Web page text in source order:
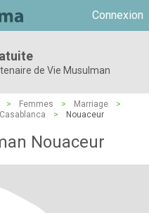
Connexion
de Vie Musulman
> Femmes > Marriage
>
> Nouaceur
Nouaceur